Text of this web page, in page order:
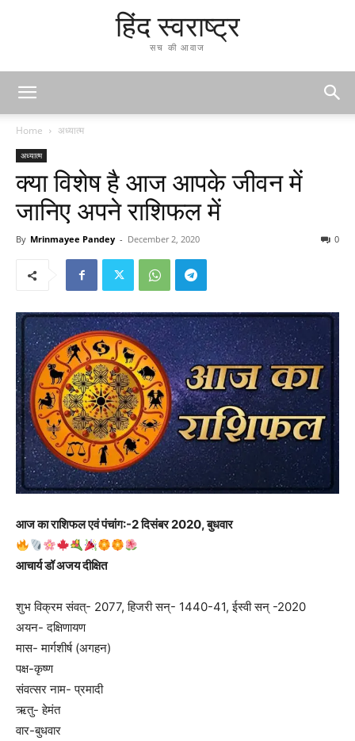
हिंद स्वराष्ट्र
सच की आवाज
Home अध्यात्म
अध्यात्म
क्या विशेष है आज आपके जीवन में
जानिए अपने राशिफल में
By Mrinmayee Pandey - December 2, 2020 0
आज का राशिफल एवं पंचांग:-2 दिसंबर 2020, बुधवार
आचार्य डॉ अजय दीक्षित
शुभ विक्रम संवत्- 2077, हिजरी सन्- 1440-41, ईस्वी सन् -2020
अयन- दक्षिणायण
मास- मार्गशीर्ष (अगहन)
पक्ष-कृष्ण
संवत्सर नाम- प्रमादी
ऋतु- हेमंत
वार-बुधवार